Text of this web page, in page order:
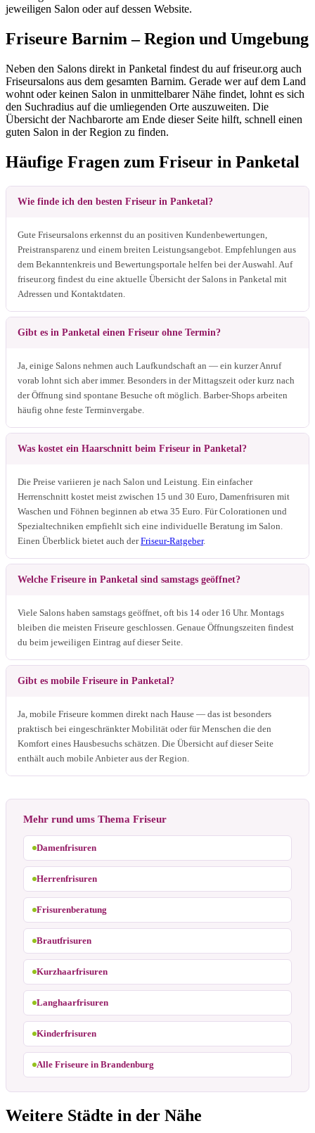
jeweiligen Salon oder auf dessen Website.
Friseure Barnim – Region und Umgebung
Neben den Salons direkt in Panketal findest du auf friseur.org auch
Friseursalons aus dem gesamten Barnim. Gerade wer auf dem Land
wohnt oder keinen Salon in unmittelbarer Nähe findet, lohnt es sich
den Suchradius auf die umliegenden Orte auszuweiten. Die
Übersicht der Nachbarorte am Ende dieser Seite hilft, schnell einen
guten Salon in der Region zu finden.
Häufige Fragen zum Friseur in Panketal
Wie finde ich den besten Friseur in Panketal?
Gute Friseursalons erkennst du an positiven Kundenbewertungen,
Preistransparenz und einem breiten Leistungsangebot. Empfehlungen aus
dem Bekanntenkreis und Bewertungsportale helfen bei der Auswahl. Auf
friseur.org findest du eine aktuelle Übersicht der Salons in Panketal mit
Adressen und Kontaktdaten.
Gibt es in Panketal einen Friseur ohne Termin?
Ja, einige Salons nehmen auch Laufkundschaft an — ein kurzer Anruf
vorab lohnt sich aber immer. Besonders in der Mittagszeit oder kurz nach
der Öffnung sind spontane Besuche oft möglich. Barber-Shops arbeiten
häufig ohne feste Terminvergabe.
Was kostet ein Haarschnitt beim Friseur in Panketal?
Die Preise variieren je nach Salon und Leistung. Ein einfacher
Herrenschnitt kostet meist zwischen 15 und 30 Euro, Damenfrisuren mit
Waschen und Föhnen beginnen ab etwa 35 Euro. Für Colorationen und
Spezialtechniken empfiehlt sich eine individuelle Beratung im Salon.
Einen Überblick bietet auch derFriseur-Ratgeber.
Welche Friseure in Panketal sind samstags geöffnet?
Viele Salons haben samstags geöffnet, oft bis 14 oder 16 Uhr. Montags
bleiben die meisten Friseure geschlossen. Genaue Öffnungszeiten findest
du beim jeweiligen Eintrag auf dieser Seite.
Gibt es mobile Friseure in Panketal?
Ja, mobile Friseure kommen direkt nach Hause — das ist besonders
praktisch bei eingeschränkter Mobilität oder für Menschen die den
Komfort eines Hausbesuchs schätzen. Die Übersicht auf dieser Seite
enthält auch mobile Anbieter aus der Region.
Mehr rund ums Thema Friseur
Damenfrisuren
Herrenfrisuren
Frisurenberatung
Brautfrisuren
Kurzhaarfrisuren
Langhaarfrisuren
Kinderfrisuren
Alle Friseure in Brandenburg
Weitere Städte in der Nähe